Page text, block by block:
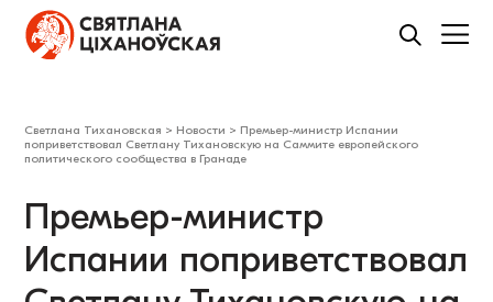
Светлана Тихановская > Новости > Премьер-министр Испании
поприветствовал Светлану Тихановскую на Саммите европейского
политического сообщества в Гранаде
Премьер-министр
Испании поприветствовал